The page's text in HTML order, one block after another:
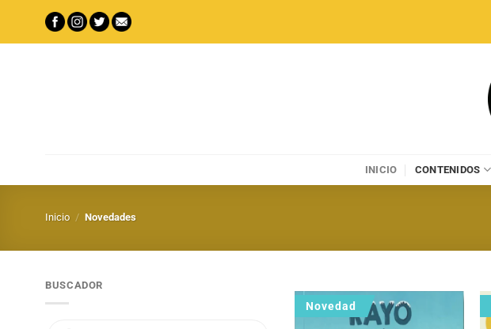
contenido
INICIO CONTENIDOS
Inicio / Novedades
BUSCADOR
Búsqueda
Novedad